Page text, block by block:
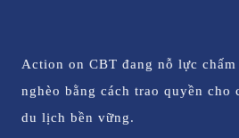
Action on CBT đang nỗ lực
nghèo bằng cách trao quyền cho
du lịch bền vững.